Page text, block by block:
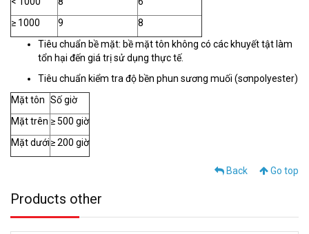
≥ 1000
9
8
Tiêu chuẩn bề mặt: bề mặt tôn không có các khuyết tật làm
tổn hại đến giá trị sử dụng thực tế.
Tiêu chuẩn kiểm tra độ bền phun sương muối (sơnpolyester)
Mặt tôn Số giờ
Mặt trên ≥ 500 giờ
Mặt dưới≥ 200 giờ
Back Go top
Products other